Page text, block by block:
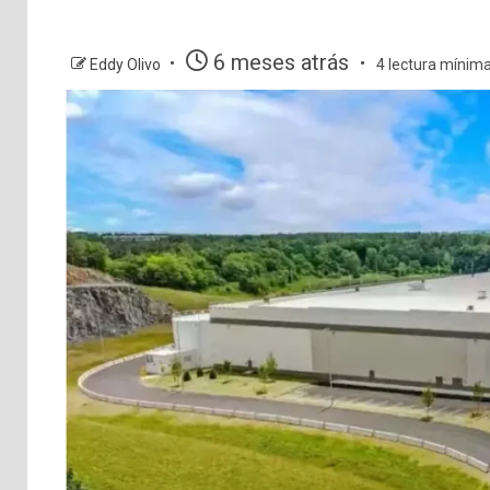
Eddy Olivo 6 meses atrás 4 lectura